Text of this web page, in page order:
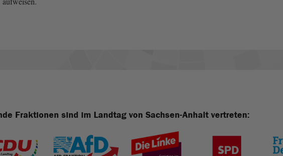
Fraktionen sind im Landtag von Sachsen-Anhalt vertreten: